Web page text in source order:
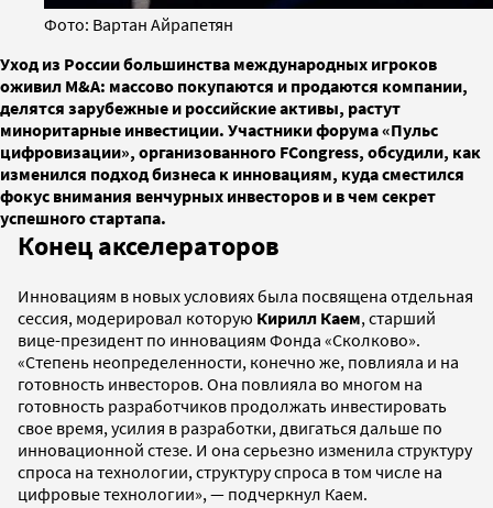
Фото: Вартан Айрапетян
Уход из России большинства международных игроков
оживил M&A: массово покупаются и продаются компании,
делятся зарубежные и российские активы, растут
миноритарные инвестиции. Участники форума «Пульс
цифровизации», организованного FCongress, обсудили, как
изменился подход бизнеса к инновациям, куда сместился
фокус внимания венчурных инвесторов и в чем секрет
успешного стартапа.
Конец акселераторов
Инновациям в новых условиях была посвящена отдельная
сессия, модерировал которую Кирилл Каем, старший
вице-президент по инновациям Фонда «Сколково».
«Степень неопределенности, конечно же, повлияла и на
готовность инвесторов. Она повлияла во многом на
готовность разработчиков продолжать инвестировать
свое время, усилия в разработки, двигаться дальше по
инновационной стезе. И она серьезно изменила структуру
спроса на технологии, структуру спроса в том числе на
цифровые технологии», — подчеркнул Каем.